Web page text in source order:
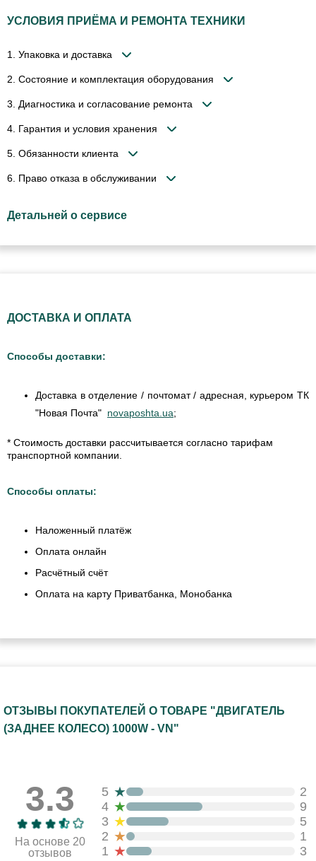
УСЛОВИЯ ПРИЁМА И РЕМОНТА ТЕХНИКИ
1. Упаковка и доставка
2. Состояние и комплектация оборудования
3. Диагностика и согласование ремонта
4. Гарантия и условия хранения
5. Обязанности клиента
6. Право отказа в обслуживании
Детальней о сервисе
ДОСТАВКА И ОПЛАТА
Способы доставки:
Доставка в отделение / почтомат / адресная, курьером ТК
"Новая Почта" novaposhta.ua;
* Стоимость доставки рассчитывается согласно тарифам
транспортной компании.
Способы оплаты:
Наложенный платёж
Оплата онлайн
Расчётный счёт
Оплата на карту Приватбанка, Монобанка
ОТЗЫВЫ ПОКУПАТЕЛЕЙ О ТОВАРЕ "ДВИГАТЕЛЬ
(ЗАДНЕЕ КОЛЕСО) 1000W - VN"
3.3
На основе 20
отзывов
5 ★
2
4 ★
9
3 ★
5
2 ★
1
1 ★ 3